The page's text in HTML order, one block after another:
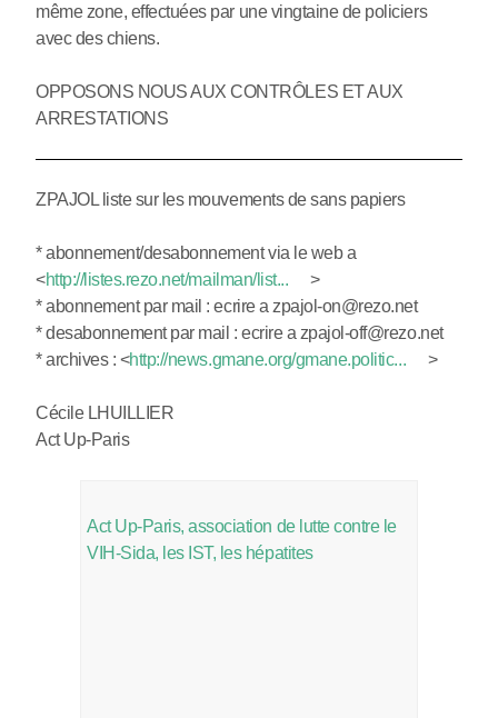
même zone, effectuées par une vingtaine de policiers
avec des chiens.
OPPOSONS NOUS AUX CONTRÔLES ET AUX
ARRESTATIONS
ZPAJOL liste sur les mouvements de sans papiers
* abonnement/desabonnement via le web a
<http://listes.rezo.net/mailman/list...
>
* abonnement par mail : ecrire a zpajol-on@rezo.net
* desabonnement par mail : ecrire a zpajol-off@rezo.net
* archives : <http://news.gmane.org/gmane.politic... >
Cécile LHUILLIER
Act Up-Paris
Act Up-Paris, association de lutte contre le
VIH-Sida, les IST, les hépatites